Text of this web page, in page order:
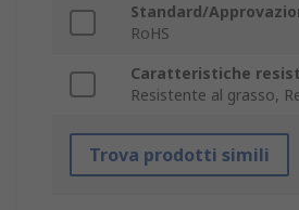
Standard/
RoHS
Caratteristiche
Resistente al grasso,
Trova prodotti simili